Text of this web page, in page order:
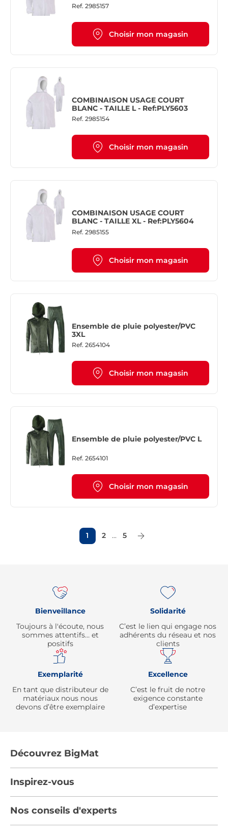
Ref. 2985157
Choisir mon magasin
COMBINAISON USAGE COURT
BLANC - TAILLE L - Ref:PLY5603
Ref. 2985154
Choisir mon magasin
COMBINAISON USAGE COURT
BLANC - TAILLE XL - Ref:PLY5604
Ref. 2985155
Choisir mon magasin
Ensemble de pluie polyester/PVC
3XL
Ref. 2654104
Choisir mon magasin
Ensemble de pluie polyester/PVC L
Ref. 2654101
Choisir mon magasin
1 2 ... 5
Bienveillance
Toujours à l'écoute, nous
sommes attentifs… et
positifs
Solidarité
C’est le lien qui engage nos
adhérents du réseau et nos
clients
Exemplarité
En tant que distributeur de
matériaux nous nous
devons d’être exemplaire
Excellence
C’est le fruit de notre
exigence constante
d’expertise
Découvrez BigMat
Devenez adhérent
Inspirez-vous
Nos conseils d'experts